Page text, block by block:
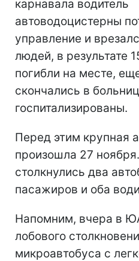
карнавала водитель
автоводоцистерны
управление и
людей, в результате
погибли на месте,
скончались в
госпитализированы.
Перед этим крупная
произошла 27
столкнулись два
пасажиров и оба
Напомним, вчера в
лобового
микроавтобуса с